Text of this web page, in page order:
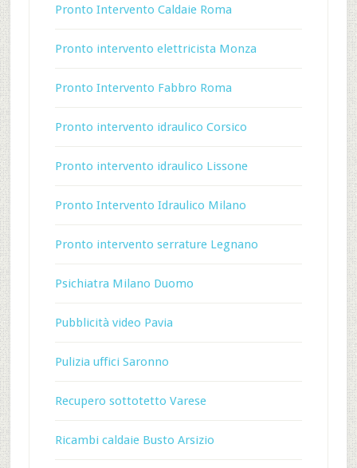
Pronto Intervento Caldaie Roma
Pronto intervento elettricista Monza
Pronto Intervento Fabbro Roma
Pronto intervento idraulico Corsico
Pronto intervento idraulico Lissone
Pronto Intervento Idraulico Milano
Pronto intervento serrature Legnano
Psichiatra Milano Duomo
Pubblicità video Pavia
Pulizia uffici Saronno
Recupero sottotetto Varese
Ricambi caldaie Busto Arsizio